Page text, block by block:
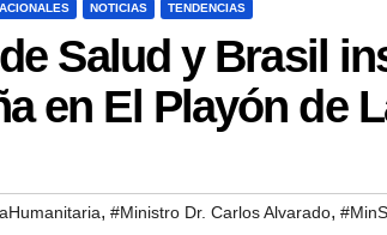
NOTICIAS TENDENCIAS
Salud y Brasil
en El Playón de
, #Ministro Dr. Carlos Alvarado,